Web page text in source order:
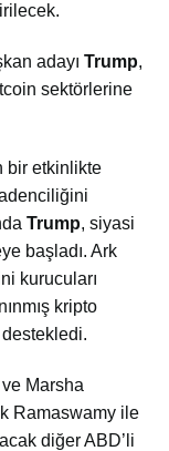
adayı Trump,
sektörlerine
bir etkinlikte
Trump, siyasi
başladı. Ark
kurucuları
kripto
Marsha
Ramaswamy ile
diğer ABD’li